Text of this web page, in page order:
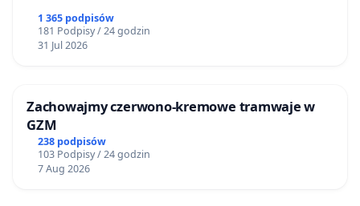
1 365 podpisów
181 Podpisy / 24 godzin
31 Jul 2026
Zachowajmy czerwono-kremowe tramwaje w
GZM
238 podpisów
103 Podpisy / 24 godzin
7 Aug 2026